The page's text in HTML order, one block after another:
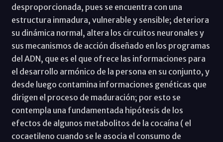
desproporcionada, pues se encuentra con una
estructura inmadura, vulnerable y sensible; deteriora
su dinámica normal, altera los circuitos neuronales y
sus mecanismos de acción diseñado en los programas
del ADN, que es el que ofrece las informaciones para
el desarrollo armónico de la persona en su conjunto, y
desde luego contamina informaciones genéticas que
dirigen el proceso de maduración; por esto se
contempla una fundamentada hipótesis de los
efectos de algunos metabolitos de la cocaína ( el
cocaetileno cuando se le asocia el consumo de